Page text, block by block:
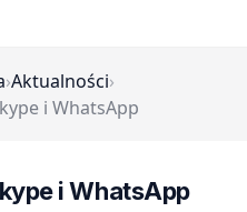
›Aktualności›
i WhatsApp
i WhatsApp